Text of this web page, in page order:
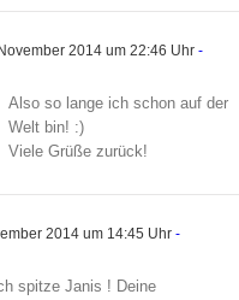
2014 um 22:46 Uhr -
Also so lange ich schon auf der
Welt bin! :)
Viele Grüße zurück!
2014 um 14:45 Uhr -
spitze Janis ! Deine